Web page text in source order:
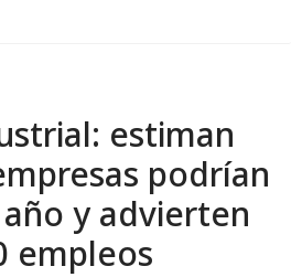
estiman
podrían
y advierten
empleos